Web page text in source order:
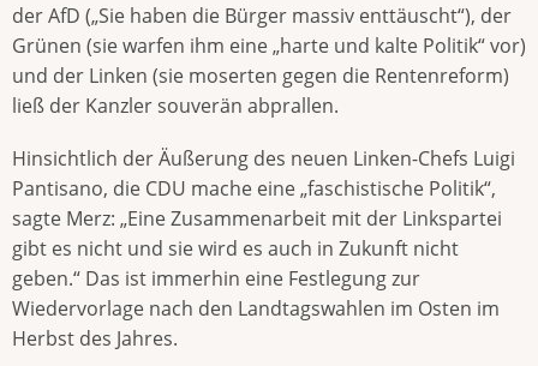
der AfD („Sie haben die Bürger massiv enttäuscht“), der
Grünen (sie warfen ihm eine „harte und kalte Politik“ vor)
und der Linken (sie moserten gegen die Rentenreform)
ließ der Kanzler souverän abprallen.
Hinsichtlich der Äußerung des neuen Linken-Chefs Luigi
Pantisano, die CDU mache eine „faschistische Politik“,
sagte Merz: „Eine Zusammenarbeit mit der Linkspartei
gibt es nicht und sie wird es auch in Zukunft nicht
geben.“ Das ist immerhin eine Festlegung zur
Wiedervorlage nach den Landtagswahlen im Osten im
Herbst des Jahres.